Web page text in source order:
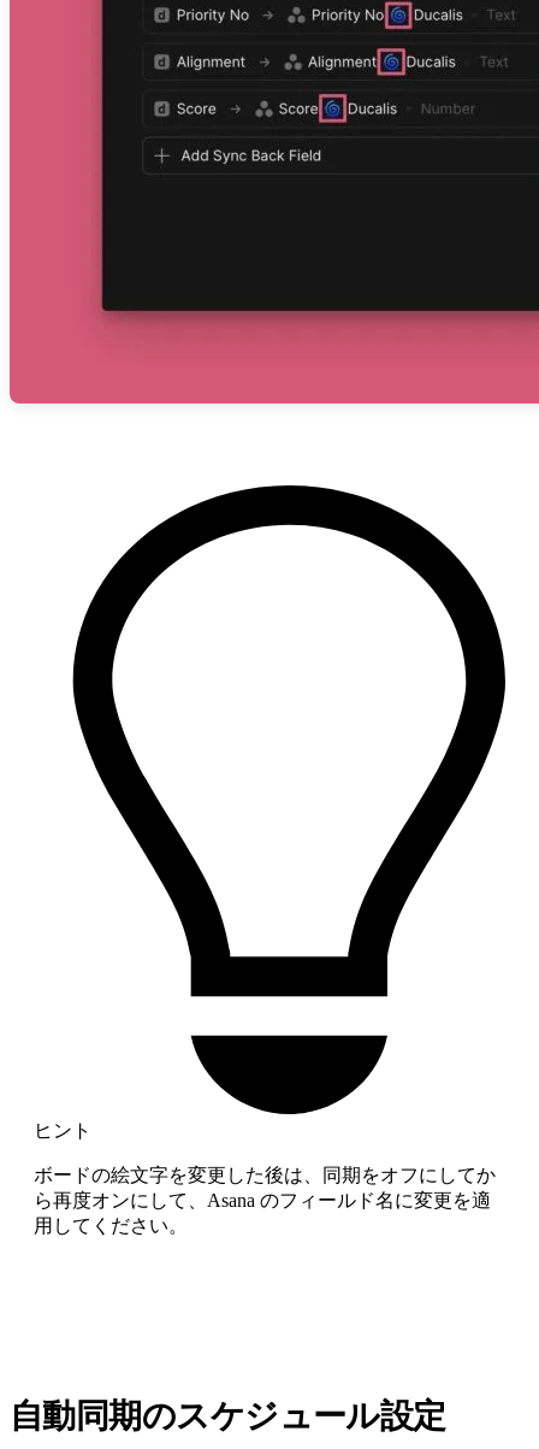
ヒント
ボードの絵文字を変更した後は、同期をオフにしてか
ら再度オンにして、Asana のフィールド名に変更を適
用してください。
自動同期のスケジュール設定